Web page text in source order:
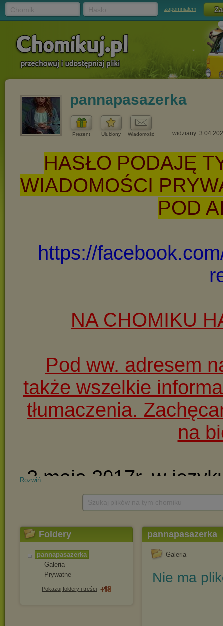
zapomniałem
pannapasazerka
Prezent Ulubiony Wiadomość widziany:
Rozwiń
Foldery
pannapasazerka
Galeria
Prywatne
Pokazuj foldery i treści
pannapasazerka
Galeria
Nie ma